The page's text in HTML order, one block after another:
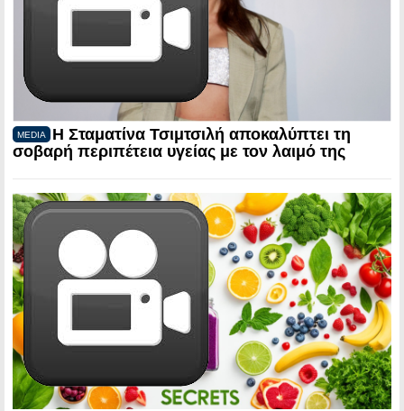
MEDIA
Η Σταματίνα Τσιμτσιλή αποκαλύπτει τη
σοβαρή περιπέτεια υγείας με τον λαιμό της